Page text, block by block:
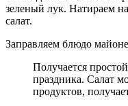
зеленый лук. Натираем
салат.
Заправляем блюдо
Получается
праздника. Салат
продуктов,